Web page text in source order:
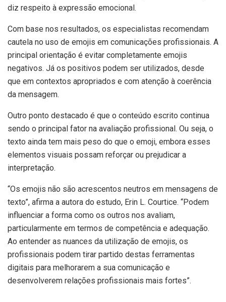
diz respeito à expressão emocional.
Com base nos resultados, os especialistas recomendam
cautela no uso de emojis em comunicações profissionais. A
principal orientação é evitar completamente emojis
negativos. Já os positivos podem ser utilizados, desde
que em contextos apropriados e com atenção à coerência
da mensagem.
Outro ponto destacado é que o conteúdo escrito continua
sendo o principal fator na avaliação profissional. Ou seja, o
texto ainda tem mais peso do que o emoji, embora esses
elementos visuais possam reforçar ou prejudicar a
interpretação.
“Os emojis não são acrescentos neutros em mensagens de
texto”, afirma a autora do estudo, Erin L. Courtice. “Podem
influenciar a forma como os outros nos avaliam,
particularmente em termos de competência e adequação.
Ao entender as nuances da utilização de emojis, os
profissionais podem tirar partido destas ferramentas
digitais para melhorarem a sua comunicação e
desenvolverem relações profissionais mais fortes”.